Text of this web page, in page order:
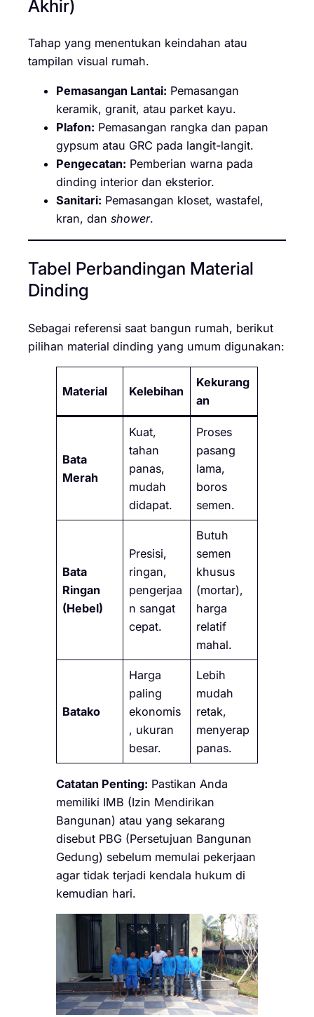
Akhir)
Tahap yang menentukan keindahan atau
tampilan visual rumah.
Pemasangan Lantai: Pemasangan
keramik, granit, atau parket kayu.
Plafon: Pemasangan rangka dan papan
gypsum atau GRC pada langit-langit.
Pengecatan: Pemberian warna pada
dinding interior dan eksterior.
Sanitari: Pemasangan kloset, wastafel,
kran, dan shower.
Tabel Perbandingan Material
Dinding
Sebagai referensi saat bangun rumah, berikut
pilihan material dinding yang umum digunakan:
Material Kelebihan
Kekurang
an
Bata
Merah
Kuat,
tahan
panas,
mudah
didapat.
Proses
pasang
lama,
boros
semen.
Bata
Ringan
(Hebel)
Presisi,
ringan,
pengerjaa
n sangat
cepat.
Butuh
semen
khusus
(mortar),
harga
relatif
mahal.
Batako
Harga
paling
ekonomis
, ukuran
besar.
Lebih
mudah
retak,
menyerap
panas.
Catatan Penting: Pastikan Anda
memiliki IMB (Izin Mendirikan
Bangunan) atau yang sekarang
disebut PBG (Persetujuan Bangunan
Gedung) sebelum memulai pekerjaan
agar tidak terjadi kendala hukum di
kemudian hari.